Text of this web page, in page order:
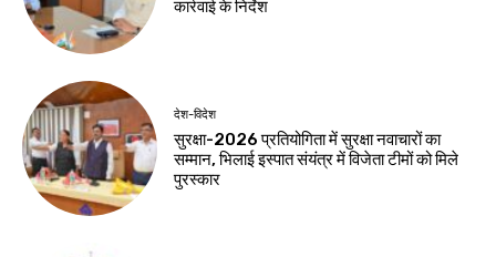
कार्रवाई के निर्देश
देश-विदेश
सुरक्षा-2026 प्रतियोगिता में सुरक्षा नवाचारों का
सम्मान, भिलाई इस्पात संयंत्र में विजेता टीमों को मिले
पुरस्कार